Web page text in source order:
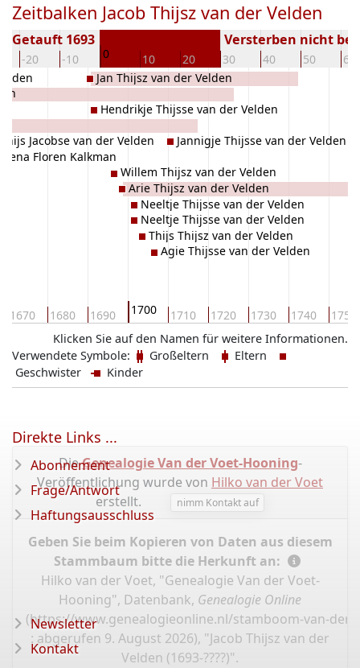
Zeitbalken Jacob Thijsz van der Velden
-20 -10 0 10 20 30 40 50 60
Getauft 1693 Versterben nicht
1670 1680 1690 1700 1710 1720 1730 1740 1750
Thijs Jacobse van der Velden
Lena Floren Kalkman
Jan Thijsz van der Velden
Hendrikje Thijsse van der Velden
Willem Thijsz van der Velden
Arie Thijsz van der Velden
Neeltje Thijsse van der Velden
Neeltje Thijsse van der Velden
Thijs Thijsz van der Velden
Agie Thijsse van der Velden
Jannigje Thijsse van der Velden
Klicken Sie auf den Namen für weitere Informationen.
Verwendete Symbole:
Großeltern
Eltern
Geschwister
Kinder
DieGenealogie Van der Voet-Hooning-
Veröffentlichung wurde von Hilko van der Voet
erstellt.
nimm Kontakt auf
Geben Sie beim Kopieren von Daten aus diesem
Stammbaum bitte die Herkunft an:
Hilko van der Voet, "Genealogie Van der Voet-
Hooning", Datenbank, Genealogie Online
(https://www.genealogieonline.nl/stamboom-van-der-
: abgerufen 9. August 2026), "Jacob Thijsz van der
Velden (1693-????)".
Direkte Links ...
Abonnement
Frage/Antwort
Haftungsausschluss
Newsletter
Kontakt